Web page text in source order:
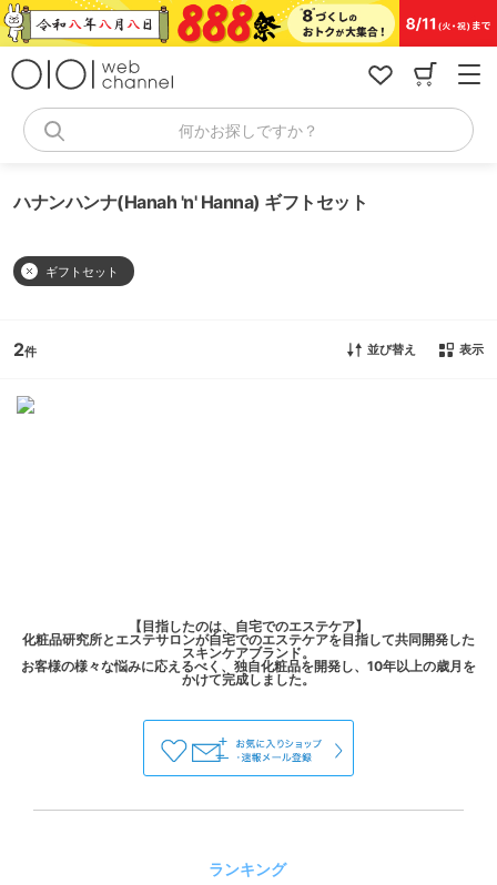
コ
ン
何かお探しですか？
ハナンハンナ(Hanah 'n' Hanna) ギフトセット
ギフトセット
2 並び替え 表示
【目指したのは、自宅でのエステケア】
化粧品研究所とエステサロンが自宅でのエステケアを目指して共同開発した
スキンケアブランド。
お客様の様々な悩みに応えるべく、独自化粧品を開発し、10年以上の歳月を
ランキング